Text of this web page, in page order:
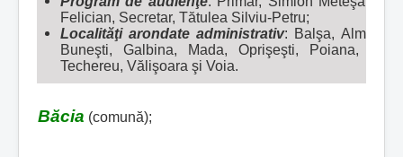
Felician, Secretar, Tătulea Silviu-Petru;
Localităţi arondate administrativ: Balşa, Almaşu
Buneşti, Galbina, Mada, Oprişeşti, Poiana,
Techereu, Vălişoara şi Voia.
Băcia (comună);